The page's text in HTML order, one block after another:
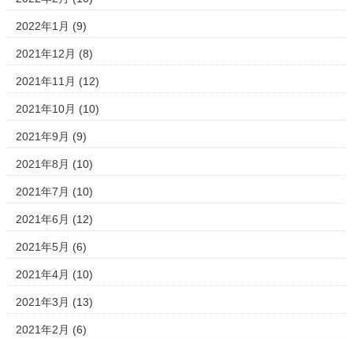
2022年1月 (9)
2021年12月 (8)
2021年11月 (12)
2021年10月 (10)
2021年9月 (9)
2021年8月 (10)
2021年7月 (10)
2021年6月 (12)
2021年5月 (6)
2021年4月 (10)
2021年3月 (13)
2021年2月 (6)